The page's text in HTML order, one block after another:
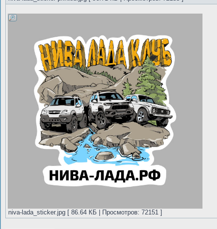
niva-lada_sticker.jpg [ 86.64 КБ | Просмотров: 72151 ]